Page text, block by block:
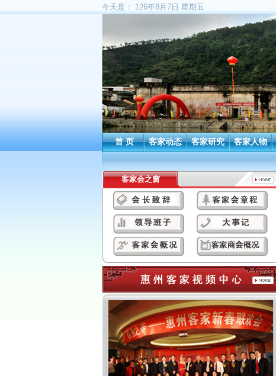
今天是： 126年8月7日 星期五
首 页 客家动态 客家研究 客家人物
客家会之窗